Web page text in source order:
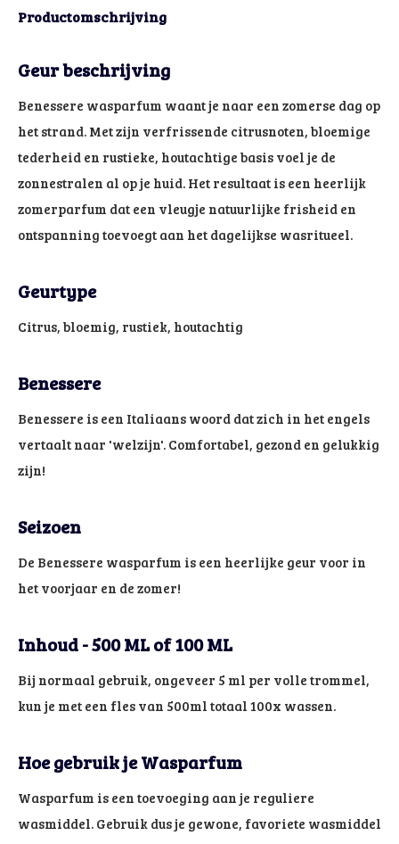
Productomschrijving
Geur beschrijving
Benessere wasparfum waant je naar een zomerse dag op
het strand. Met zijn verfrissende citrusnoten, bloemige
tederheid en rustieke, houtachtige basis voel je de
zonnestralen al op je huid. Het resultaat is een heerlijk
zomerparfum dat een vleugje natuurlijke frisheid en
ontspanning toevoegt aan het dagelijkse wasritueel.
Geurtype
Citrus, bloemig, rustiek, houtachtig
Benessere
Benessere is een Italiaans woord dat zich in het engels
vertaalt naar 'welzijn'. Comfortabel, gezond en gelukkig
zijn!
Seizoen
De Benessere wasparfum is een heerlijke geur voor in
het voorjaar en de zomer!
Inhoud - 500 ML of 100 ML
Bij normaal gebruik, ongeveer 5 ml per volle trommel,
kun je met een fles van 500ml totaal 100x wassen.
Hoe gebruik je Wasparfum
Wasparfum is een toevoeging aan je reguliere
wasmiddel. Gebruik dus je gewone, favoriete wasmiddel